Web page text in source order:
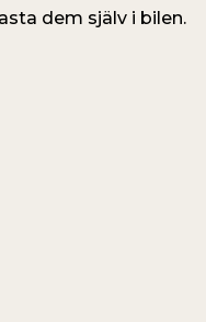
dem själv i bilen.